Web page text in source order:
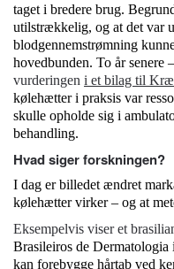
taget i bredere brug.
utilstrækkelig, og at det var
blodgennemstrømning
hovedbunden. To år senere
vurderingen i et bilag til
kølehætter i praksis var
skulle opholde sig i
behandling.
Hvad siger forskningen?
I dag er billedet ændret
kølehætter virker – og at
Eksempelvis viser et
Brasileiros de
kan forebygge hårtab ved